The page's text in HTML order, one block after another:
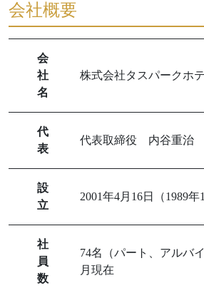
会社概要
会
社
名
株式会社タスパークホ
代
表
代表取締役 内谷重治
設
立
2001年4月16日（1989年
社
員
数
74名（パート、アルバ
月現在